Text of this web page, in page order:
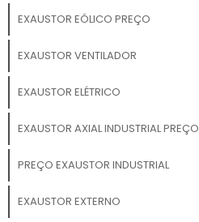
EXAUSTOR EÓLICO PREÇO
EXAUSTOR VENTILADOR
EXAUSTOR ELÉTRICO
EXAUSTOR AXIAL INDUSTRIAL PREÇO
PREÇO EXAUSTOR INDUSTRIAL
EXAUSTOR EXTERNO